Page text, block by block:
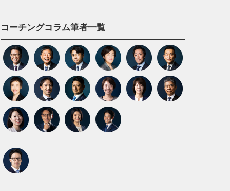
コーチングコラム筆者一覧